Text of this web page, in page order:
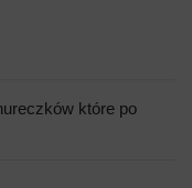
które po